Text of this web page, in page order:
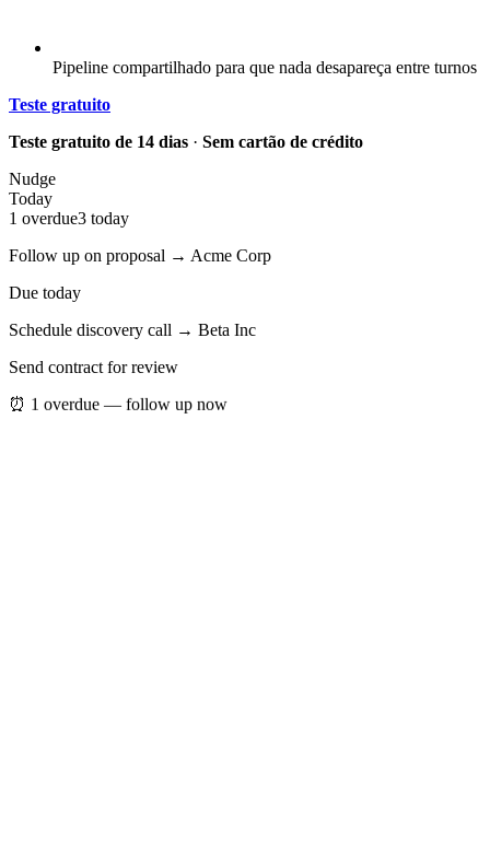
Pipeline compartilhado para que nada desapareça entre turnos
Teste gratuito
Teste gratuito de 14 dias · Sem cartão de crédito
Nudge
Today
1 overdue3 today
Follow up on proposal → Acme Corp
Due today
Schedule discovery call → Beta Inc
Send contract for review
⏰ 1 overdue — follow up now